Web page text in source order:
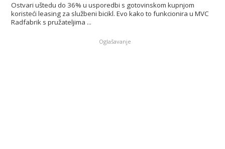
Ostvari uštedu do 36% u usporedbi s gotovinskom kupnjom
koristeći leasing za službeni bicikl. Evo kako to funkcionira u MVC
Radfabrik s pružateljima ...
Oglašavanje